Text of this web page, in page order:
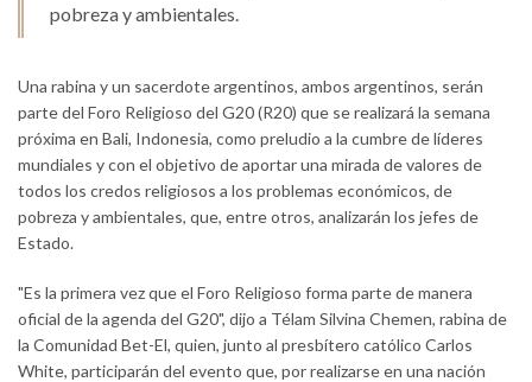
pobreza y ambientales.
Una rabina y un sacerdote argentinos, ambos argentinos, serán
parte del Foro Religioso del G20 (R20) que se realizará la semana
próxima en Bali, Indonesia, como preludio a la cumbre de líderes
mundiales y con el objetivo de aportar una mirada de valores de
todos los credos religiosos a los problemas económicos, de
pobreza y ambientales, que, entre otros, analizarán los jefes de
Estado.
"Es la primera vez que el Foro Religioso forma parte de manera
oficial de la agenda del G20", dijo a Télam Silvina Chemen, rabina de
la Comunidad Bet-El, quien, junto al presbítero católico Carlos
White, participarán del evento que, por realizarse en una nación